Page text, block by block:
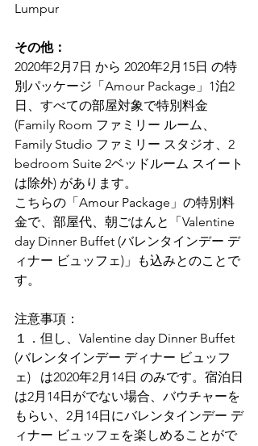
Lumpur
その他：
2020年2月7日 から 2020年2月15日 の特
別パッケージ「Amour Package」1泊2
日、すべての部屋対象で特別料金
(Family Room ファミリー ルーム、
Family Studio ファミリー スタジオ、2
bedroom Suite 2ベッドルーム スイート
は除外) があります。
こちらの「Amour Package」の特別料
金で、部屋代、朝ごはんと「Valentine
day Dinner Buffet (バレンタインデー デ
ィナー ビュッフェ)」も込みとのことで
す。
注意事項：
１．但し、Valentine day Dinner Buffet
(バレンタインデー ディナー ビュッフ
ェ)   は2020年2月14日 のみです。宿泊日
は2月14日がでない場合、バウチャーを
もらい、2月14日にバレンタインデー デ
ィナー ビュッフェを楽しめることがで